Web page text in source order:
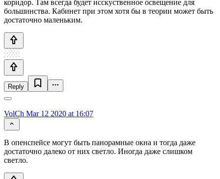
коридор. Там всегда будет исскуственное освещение для
большинства. Кабинет при этом хотя бы в теории может быть
достаточно маленьким.
Reply
VolCh Mar 12 2020 at 16:07
В опенспейсе могут быть панорамные окна и тогда даже
достаточно далеко от них светло. Иногда даже слишком
светло.